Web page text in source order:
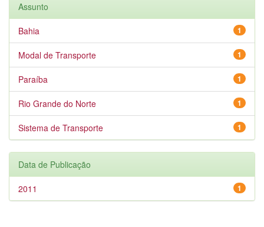
Assunto
1
Bahia
1
Modal de Transporte
1
Paraíba
1
Rio Grande do Norte
1
Sistema de Transporte
Data de Publicação
1
2011